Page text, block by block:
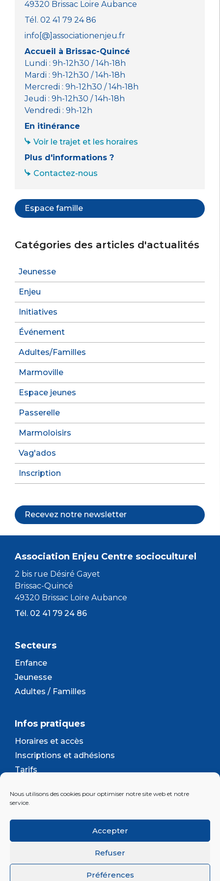
Nous utilisons des cookies pour optimiser notre site web et notre
service.
Accepter
Refuser
Préférences
49320 Brissac Loire Aubance
Tél. 02 41 79 24 86
info[@]associationenjeu.fr
Accueil à Brissac-Quincé
Lundi : 9h-12h30 / 14h-18h
Mardi : 9h-12h30 / 14h-18h
Mercredi : 9h-12h30 / 14h-18h
Jeudi : 9h-12h30 / 14h-18h
Vendredi : 9h-12h
En itinérance
Voir le trajet et les horaires
Plus d'informations ?
Contactez-nous
Espace famille
Catégories des articles d'actualités
Jeunesse
Enjeu
Initiatives
Événement
Adultes/Familles
Marmoville
Espace jeunes
Passerelle
Marmoloisirs
Vag'ados
Inscription
Recevez notre newsletter
Association Enjeu Centre socioculturel
2 bis rue Désiré Gayet
Brissac-Quincé
49320 Brissac Loire Aubance
Tél. 02 41 79 24 86
Secteurs
Enfance
Jeunesse
Adultes / Familles
Infos pratiques
Horaires et accès
Inscriptions et adhésions
Tarifs
Contact
Lettre d’information
Inscrivez-vous à la newsletter d'Enjeu